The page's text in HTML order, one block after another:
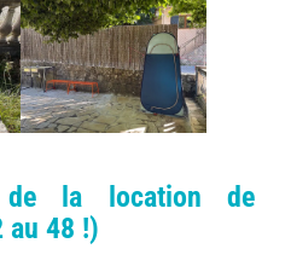
la location de
au 48 !)